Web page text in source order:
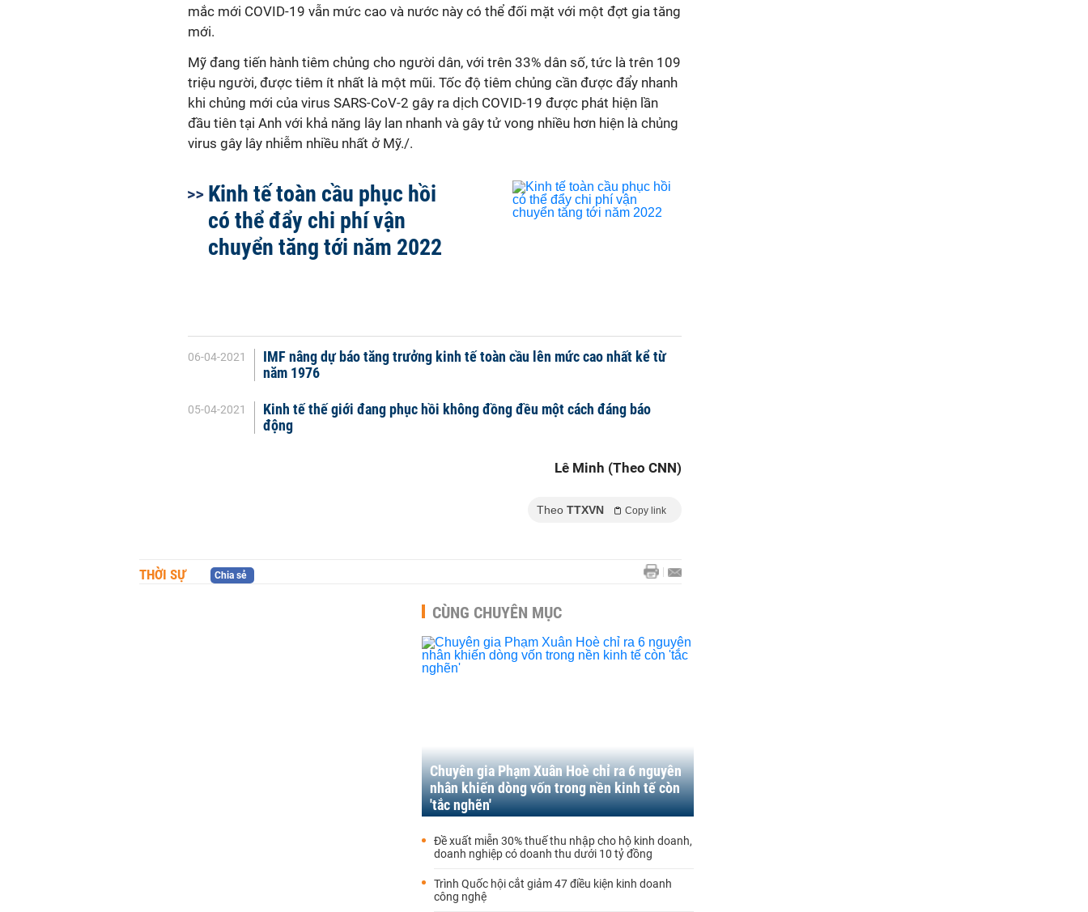
mắc mới COVID-19 vẫn mức cao và nước này có thể đối mặt với một đợt gia tăng
mới.
Mỹ đang tiến hành tiêm chủng cho người dân, với trên 33% dân số, tức là trên 109
triệu người, được tiêm ít nhất là một mũi. Tốc độ tiêm chủng cần được đẩy nhanh
khi chủng mới của virus SARS-CoV-2 gây ra dịch COVID-19 được phát hiện lần
đầu tiên tại Anh với khả năng lây lan nhanh và gây tử vong nhiều hơn hiện là chủng
virus gây lây nhiễm nhiều nhất ở Mỹ./.
Kinh tế toàn cầu phục hồi
có thể đẩy chi phí vận
chuyển tăng tới năm 2022
06-04-2021
IMF nâng dự báo tăng trưởng kinh tế toàn cầu lên mức cao nhất kể từ
năm 1976
05-04-2021
Kinh tế thế giới đang phục hồi không đồng đều một cách đáng báo
động
Lê Minh (Theo CNN)
Theo TTXVN Copy link
THỜI SỰ Chia sẻ
CÙNG CHUYÊN MỤC
Chuyên gia Phạm Xuân Hoè chỉ ra 6 nguyên
nhân khiến dòng vốn trong nền kinh tế còn
'tắc nghẽn'
Đề xuất miễn 30% thuế thu nhập cho hộ kinh doanh,
doanh nghiệp có doanh thu dưới 10 tỷ đồng
Trình Quốc hội cắt giảm 47 điều kiện kinh doanh
công nghệ